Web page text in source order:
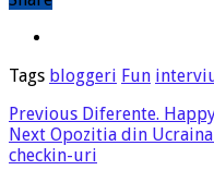
Tags bloggeri Fun
Previous Diferente.
Next Opozitia din
checkin-uri